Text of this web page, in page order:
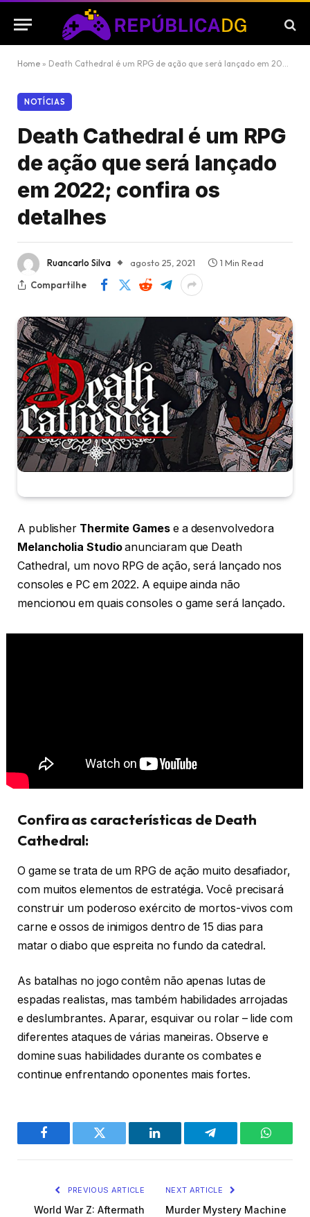
Home » Death Cathedral é um RPG de ação que será lançado em 2022; confira os detalhes
NOTÍCIAS
Death Cathedral é um RPG
de ação que será lançado
em 2022; confira os
detalhes
Ruancarlo Silva agosto 25, 2021
1 Min Read
Compartilhe
A publisher Thermite Gamese a desenvolvedora
Melancholia Studioanunciaram que Death
Cathedral, um novo RPG de ação, será lançado nos
consoles e PC em 2022. A equipe ainda não
mencionou em quais consoles o game será lançado.
Confira as características de Death
Cathedral:
O game se trata de um RPG de ação muito desafiador,
com muitos elementos de estratégia. Você precisará
construir um poderoso exército de mortos-vivos com
carne e ossos de inimigos dentro de 15 dias para
matar o diabo que espreita no fundo da catedral.
As batalhas no jogo contêm não apenas lutas de
espadas realistas, mas também habilidades arrojadas
e deslumbrantes. Aparar, esquivar ou rolar – lide com
diferentes ataques de várias maneiras. Observe e
domine suas habilidades durante os combates e
continue enfrentando oponentes mais fortes.
Facebook Twitter LinkedIn Telegram
PREVIOUS ARTICLE
World War Z: Aftermath
NEXT ARTICLE
Murder Mystery Machine